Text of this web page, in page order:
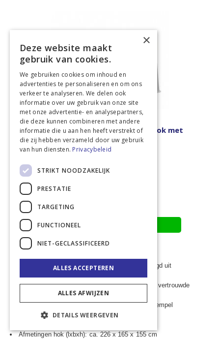
Duo kalverhut Calfotel XL-2, los kalverhok met
drempel
€ 615,00
Vanaf
In winkelwagen
Toevoegen aan offerte
Duo groepskalverhok voor 2 kalveren, vervaardigd uit
De CalfOTel XL-2 heeft dezelfde kwaliteit als de vertrouwde
individuele kalveriglo’s
Het hok is makkelijk verrijdbaar door de in de drempel
geïntegreerde wielen
Afmetingen hok (lxbxh): ca. 226 x 165 x 155 cm
×
Deze website maakt
gebruik van cookies.
We gebruiken cookies om inhoud en
advertenties te personaliseren en om ons
verkeer te analyseren. We delen ook
informatie over uw gebruik van onze site
met onze advertentie- en analysepartners,
die deze kunnen combineren met andere
informatie die u aan hen heeft verstrekt of
die zij hebben verzameld door uw gebruik
van hun diensten. Privacybeleid
STRIKT NOODZAKELIJK
PRESTATIE
TARGETING
FUNCTIONEEL
NIET-GECLASSIFICEERD
ALLES ACCEPTEREN
ALLES AFWIJZEN
DETAILS WEERGEVEN